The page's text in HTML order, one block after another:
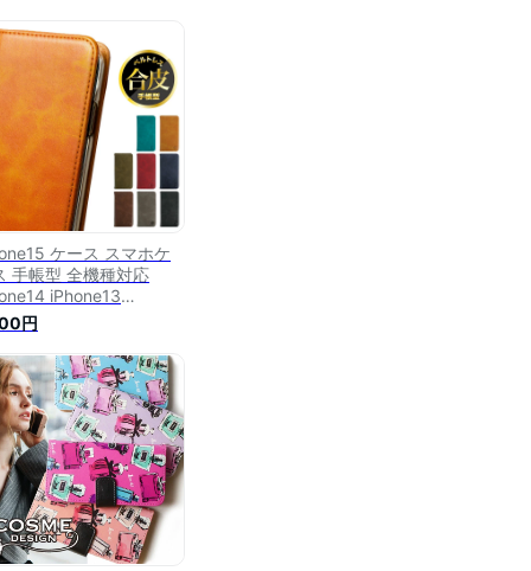
ケース スマホケ
手帳型 全機種対応
iPhone13
mini pro Max カ
iPhone SE 第3世代 第2
iPhone14pro iPhone11
sense8 wish 2
sense7 iphoneケー
国 galaxy a53 s23
xperia 10 iv v グーグル
セル8 1
円